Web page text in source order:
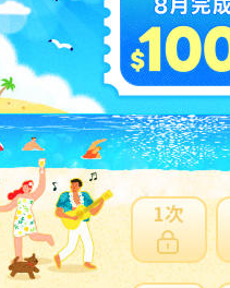
價:92
日 22時24分(台灣時間)
日 21時14分(台灣時間)